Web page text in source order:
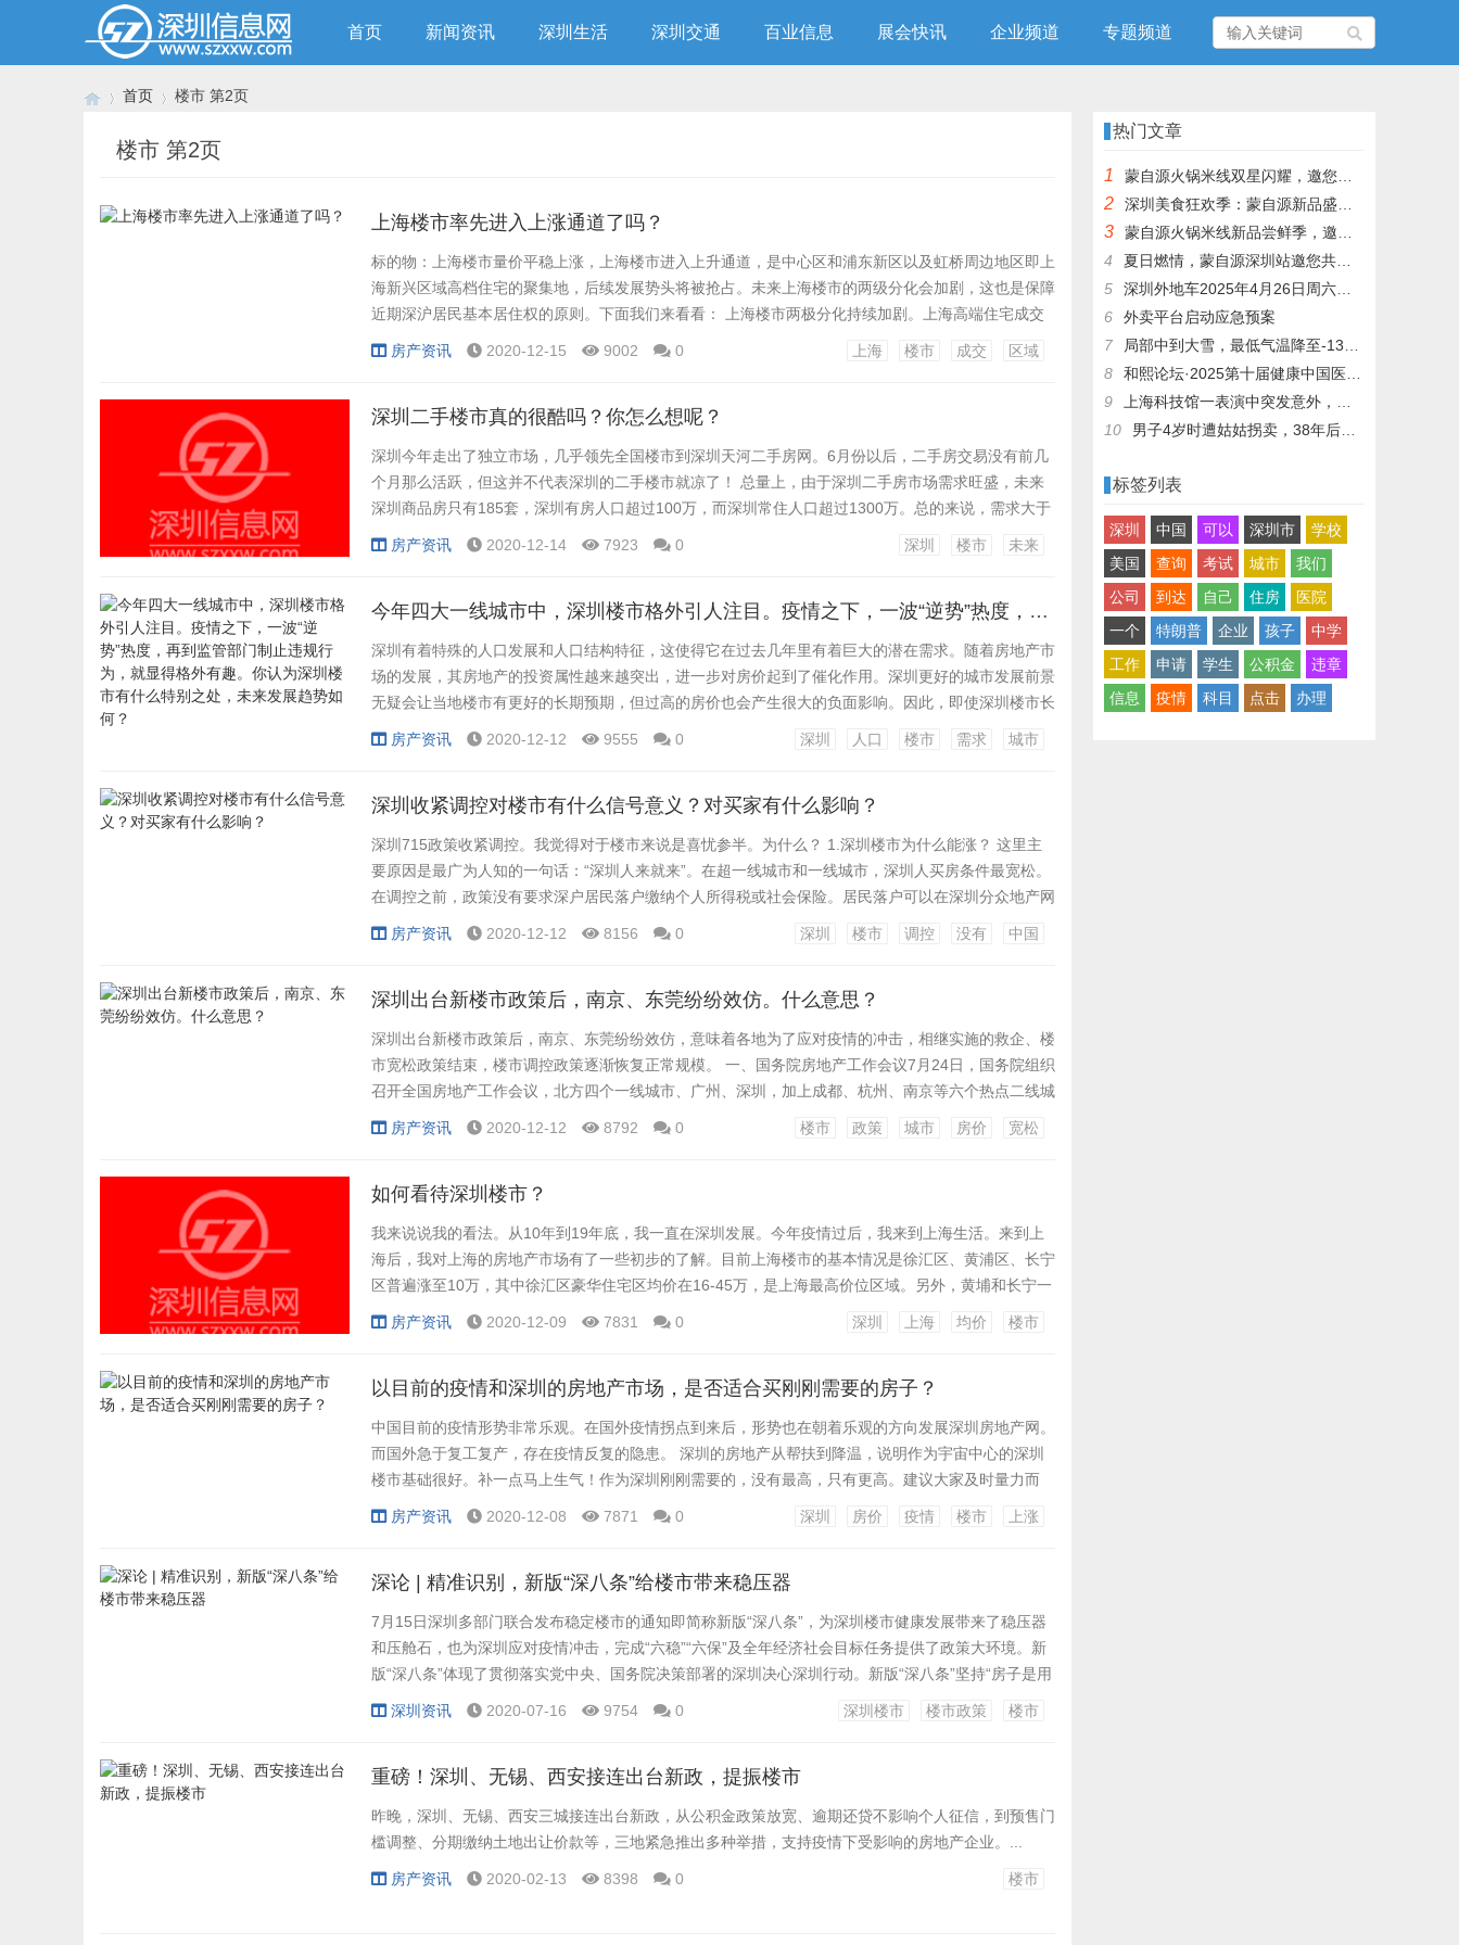
首页 新闻资讯 深圳生活 深圳交通 百业信息 展会快讯 企业频道 专题频道
首页 楼市 第2页
楼市 第2页
上海楼市率先进入上涨通道了吗？
标的物：上海楼市量价平稳上涨，上海楼市进入上升通道，是中心区和浦东新区以及虹桥周边地区即上
海新兴区域高档住宅的聚集地，后续发展势头将被抢占。未来上海楼市的两级分化会加剧，这也是保障
近期深沪居民基本居住权的原则。下面我们来看看： 上海楼市两极分化持续加剧。上海高端住宅成交
量占楼市一半，整体平均成交价格提高。 虹桥周边的松江区和青浦区是新房交易的前两位，基本都位
房产资讯 2020-12-15 9002 0 上海 楼市 成交 区域
深圳二手楼市真的很酷吗？你怎么想呢？
深圳今年走出了独立市场，几乎领先全国楼市到深圳天河二手房网。6月份以后，二手房交易没有前几
个月那么活跃，但这并不代表深圳的二手楼市就凉了！ 总量上，由于深圳二手房市场需求旺盛，未来
深圳商品房只有185套，深圳有房人口超过100万，而深圳常住人口超过1300万。总的来说，需求大于
供给，所以二手楼市不用担心，只是暂时的回调，保持平缓的走势，未来还会长期上涨。 买房时机很
房产资讯 2020-12-14 7923 0 深圳 楼市 未来
今年四大一线城市中，深圳楼市格外引人注目。疫情之下，一波“逆势”热度，再到监管部门制止违规行为，就显得格外有趣。你认为深圳楼市有什么特别之处，未来发展趋势如何？
深圳有着特殊的人口发展和人口结构特征，这使得它在过去几年里有着巨大的潜在需求。随着房地产市
场的发展，其房地产的投资属性越来越突出，进一步对房价起到了催化作用。深圳更好的城市发展前景
无疑会让当地楼市有更好的长期预期，但过高的房价也会产生很大的负面影响。因此，即使深圳楼市长
期有强有力的支撑，但仍需要监管措施的引导才能稳步发展，未来楼市的监管也将是深圳房地产业的
房产资讯 2020-12-12 9555 0 深圳 人口 楼市 需求 城市
深圳收紧调控对楼市有什么信号意义？对买家有什么影响？
深圳715政策收紧调控。我觉得对于楼市来说是喜忧参半。为什么？ 1.深圳楼市为什么能涨？ 这里主
要原因是最广为人知的一句话：“深圳人来就来”。在超一线城市和一线城市，深圳人买房条件最宽松。
在调控之前，政策没有要求深户居民落户缴纳个人所得税或社会保险。居民落户可以在深圳分众地产网
买房。由于央行货币宽松的预期，许多投资者认为市场通胀周期即将到来，只有房地产市场才能稳定投
房产资讯 2020-12-12 8156 0 深圳 楼市 调控 没有 中国
深圳出台新楼市政策后，南京、东莞纷纷效仿。什么意思？
深圳出台新楼市政策后，南京、东莞纷纷效仿，意味着各地为了应对疫情的冲击，相继实施的救企、楼
市宽松政策结束，楼市调控政策逐渐恢复正常规模。 一、国务院房地产工作会议7月24日，国务院组织
召开全国房地产工作会议，北方四个一线城市、广州、深圳，加上成都、杭州、南京等六个热点二线城
市出席。 疫情过后，全国楼市基本恢复，部分城市楼市受疫情影响，政府采取宽松措施救企，导致房
房产资讯 2020-12-12 8792 0 楼市 政策 城市 房价 宽松
如何看待深圳楼市？
我来说说我的看法。从10年到19年底，我一直在深圳发展。今年疫情过后，我来到上海生活。来到上
海后，我对上海的房地产市场有了一些初步的了解。目前上海楼市的基本情况是徐汇区、黄浦区、长宁
区普遍涨至10万，其中徐汇区豪华住宅区均价在16-45万，是上海最高价位区域。另外，黄埔和长宁一
般均价在7-10万元。截至2020年7月9日，上海二手房和新房均价分别为51191元和63203元。但上海
房产资讯 2020-12-09 7831 0 深圳 上海 均价 楼市
以目前的疫情和深圳的房地产市场，是否适合买刚刚需要的房子？
中国目前的疫情形势非常乐观。在国外疫情拐点到来后，形势也在朝着乐观的方向发展深圳房地产网。
而国外急于复工复产，存在疫情反复的隐患。 深圳的房地产从帮扶到降温，说明作为宇宙中心的深圳
楼市基础很好。补一点马上生气！作为深圳刚刚需要的，没有最高，只有更高。建议大家及时量力而
行，不要过于担心。具体意见分享如下，供参考。 第一，对我国目前疫情的一些认识，我觉得没必要
房产资讯 2020-12-08 7871 0 深圳 房价 疫情 楼市 上涨
深论 | 精准识别，新版“深八条”给楼市带来稳压器
7月15日深圳多部门联合发布稳定楼市的通知即简称新版“深八条”，为深圳楼市健康发展带来了稳压器
和压舱石，也为深圳应对疫情冲击，完成“六稳”“六保”及全年经济社会目标任务提供了政策大环境。新
版“深八条”体现了贯彻落实党中央、国务院决策部署的深圳决心深圳行动。新版“深八条”坚持“房子是用
来住的、不是用来炒的”...
深圳资讯 2020-07-16 9754 0 深圳楼市 楼市政策 楼市
重磅！深圳、无锡、西安接连出台新政，提振楼市
昨晚，深圳、无锡、西安三城接连出台新政，从公积金政策放宽、逾期还贷不影响个人征信，到预售门
槛调整、分期缴纳土地出让价款等，三地紧急推出多种举措，支持疫情下受影响的房地产企业。...
房产资讯 2020-02-13 8398 0 楼市
热门文章
1 蒙自源火锅米线双星闪耀，邀您共享辣爽夏日盛宴！
2 深圳美食狂欢季：蒙自源新品盛宴邀您品尝
3
蒙自源火锅米线新品尝鲜季，邀您共享味蕾盛宴！
4
夏日燃情，蒙自源深圳站邀您共赴美食盛宴！
5
深圳外地车2025年4月26日周六限行吗
6
外卖平台启动应急预案
7
局部中到大雪，最低气温降至-13℃，济南今冬的第一场雪，或跟去年同一时间！
8
和熙论坛·2025第十届健康中国医药连锁发展论坛在泰州举办
9
上海科技馆一表演中突发意外，机器人从高处坠落摔毁
10
男子4岁时遭姑姑拐卖，38年后终回家认亲！聋哑父母苦寻多年，母亲已抱憾离世丨红星寻人
标签列表
深圳 中国 可以 深圳市
学校
美国
查询 考试 城市
我们
公司
到达 自己 住房
医院
一个
特朗普 企业 孩子
中学
工作
申请 学生 公积金
违章
信息
疫情 科目 点击 办理